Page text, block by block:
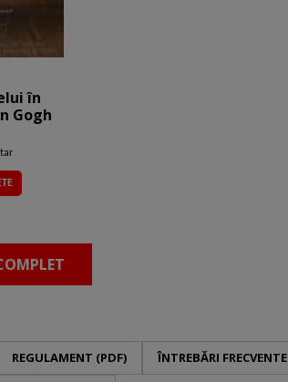
în
Gogh
REGULAMENT (PDF) ÎNTREBĂRI FRECVENTE